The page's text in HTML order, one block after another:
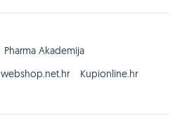
Pharma Akademija
webshop.net.hr
Kupionline.hr